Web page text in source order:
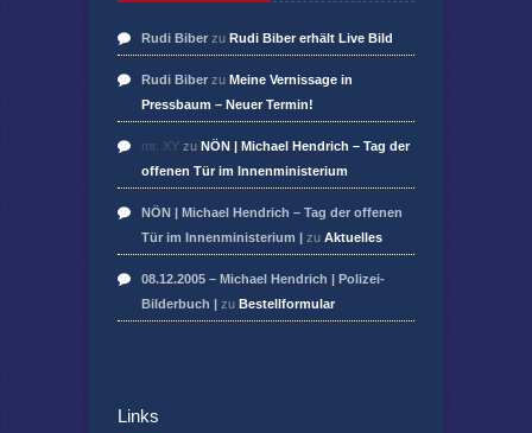
Rudi Biber zu Rudi Biber erhält Live Bild
Rudi Biber zu Meine Vernissage in
Pressbaum – Neuer Termin!
mr. XY zu NÖN | Michael Hendrich – Tag der
offenen Tür im Innenministerium
NÖN | Michael Hendrich – Tag der offenen
Tür im Innenministerium | zu Aktuelles
08.12.2005 – Michael Hendrich | Polizei-
Bilderbuch | zu Bestellformular
Links